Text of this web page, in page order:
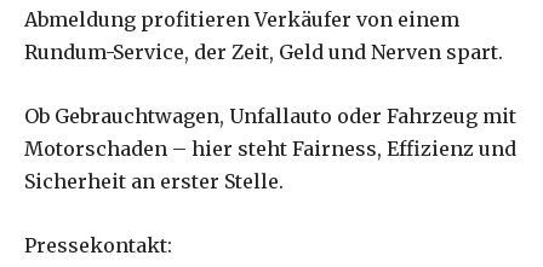
Abmeldung profitieren Verkäufer von einem
Rundum-Service, der Zeit, Geld und Nerven spart.
Ob Gebrauchtwagen, Unfallauto oder Fahrzeug mit
Motorschaden – hier steht Fairness, Effizienz und
Sicherheit an erster Stelle.
Pressekontakt: